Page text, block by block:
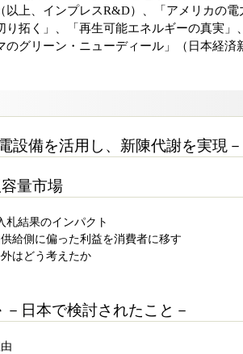
以上、インプレスR&D）、「アメリカの
拓く」、「再生可能エネルギーの真実」
グリーン・ニューディール」（日本経済
設備を活用し、新陳代謝を実現－
量市場
結果のインパクト
給側に偏った利益を消費者に移す
はどう考えたか
日本で検討されたこと－